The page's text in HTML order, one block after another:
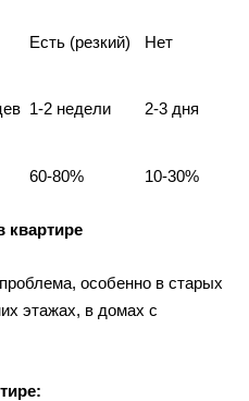
Есть (резкий) Нет
1-2 недели 2-3 дня
60-80% 10-30%
квартире
особенно в старых
этажах, в домах с